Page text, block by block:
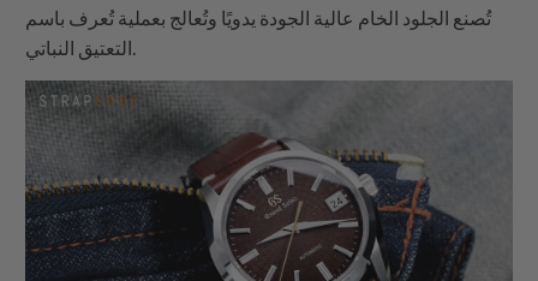
تُصنع الجلود الخام عالية الجودة يدويًا وتُعالج بعملية تُعرف باسم